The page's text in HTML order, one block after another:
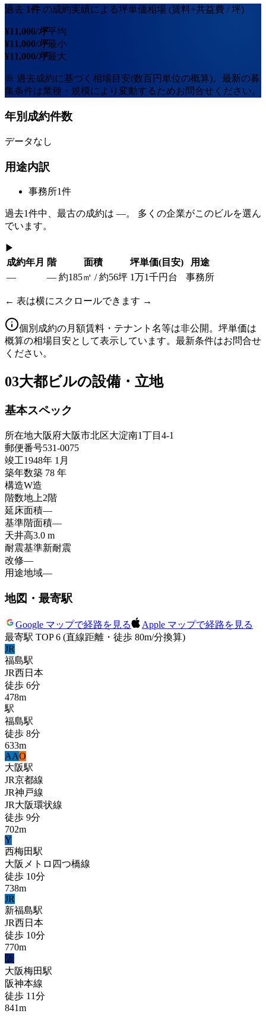
過去 1件 の成約実績による坪単価相場 (賃料+共益費 / 坪)
¥11,000/坪平均
¥11,000/坪最小
¥11,000/坪最大
※ 過去成約に基づく相場目安(数百円単位の概算)。最新の募
集条件は業種・規模により変動するためお問合せください。
年別成約件数
データなし
用途内訳
事務所1件
過去1件中、最古の成約は —。 多くの企業がこのビルを選ん
でいます。
▶
成約年月 階 面積 坪単価(目安)
用途
—
— 約185㎡ / 約56坪 1万1千円台 事務所
← 表は横にスクロールできます →
個別成約の月額賃料・テナント名等は非公開。坪単価は
概算の相場目安として表示しています。最新条件はお問合せ
ください。
03大都ビルの設備・立地
基本スペック
所在地大阪府大阪市北区大淀南1丁目4-1
郵便番号531-0075
竣工1948年 1月
築年数築 78 年
構造W造
階数地上2階
延床面積—
基準階面積—
天井高3.0 m
耐震基準新耐震
改修—
用途地域—
地図・最寄駅
Google マップで経路を見る
Apple マップで経路を見る
最寄駅 TOP 6 (直線距離・徒歩 80m/分換算)
JR
福島駅
JR西日本
徒歩 6分
478m
駅
福島駅
徒歩 8分
633m
AAO
大阪駅
JR京都線
JR神戸線
JR大阪環状線
徒歩 9分
702m
Y
西梅田駅
大阪メトロ四つ橋線
徒歩 10分
738m
JR
新福島駅
JR西日本
徒歩 10分
770m
阪
大阪梅田駅
阪神本線
徒歩 11分
841m